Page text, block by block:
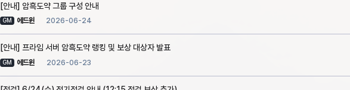
[안내] 암흑도약 그룹 구성 안내
GM 에드윈 2026-06-24
[안내] 프라임 서버 암흑도약 랭킹 및 보상 대상자 발표
GM 에드윈 2026-06-23